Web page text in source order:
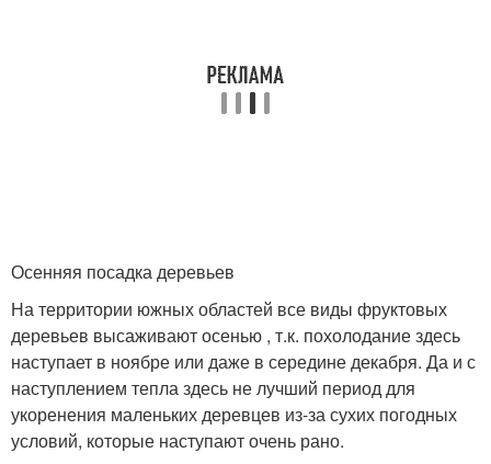
Осенняя посадка деревьев
На территории южных областей все виды фруктовых
деревьев высаживают осенью , т.к. похолодание здесь
наступает в ноябре или даже в середине декабря. Да и с
наступлением тепла здесь не лучший период для
укоренения маленьких деревцев из-за сухих погодных
условий, которые наступают очень рано.